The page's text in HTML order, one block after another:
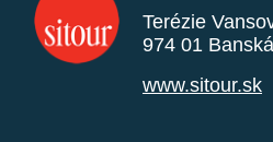
Terézie
974 01
www.sitour.sk